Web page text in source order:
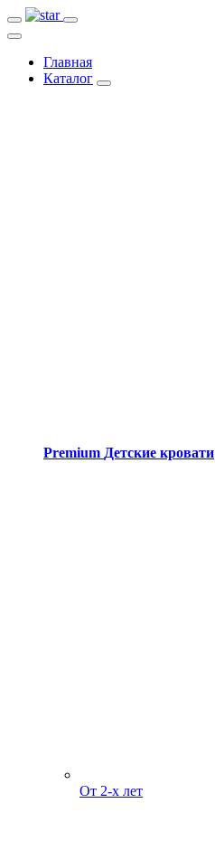
Главная
Каталог
Premium Детские кровати
От 2-х лет